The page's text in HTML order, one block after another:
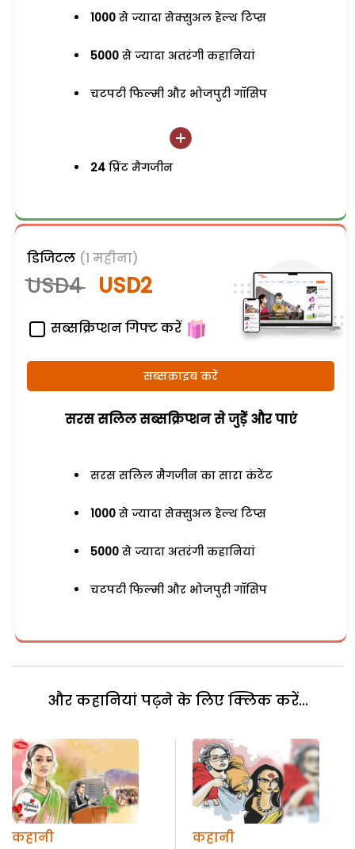
1000 से ज्यादा सेक्सुअल हेल्थ टिप्स
5000 से ज्यादा अतरंगी कहानियां
चटपटी फिल्मी और भोजपुरी गॉसिप
24 प्रिंट मैगजीन
डिजिटल (1 महीना)
USD4 USD2
सब्सक्रिप्शन गिफ्ट करें
सब्सक्राइब करें
सरस सलिल सब्सक्रिप्शन से जुड़ेें और पाएं
सरस सलिल मैगजीन का सारा कंटेंट
1000 से ज्यादा सेक्सुअल हेल्थ टिप्स
5000 से ज्यादा अतरंगी कहानियां
चटपटी फिल्मी और भोजपुरी गॉसिप
और कहानियां पढ़ने के लिए क्लिक करें...
कहानी
कहानी